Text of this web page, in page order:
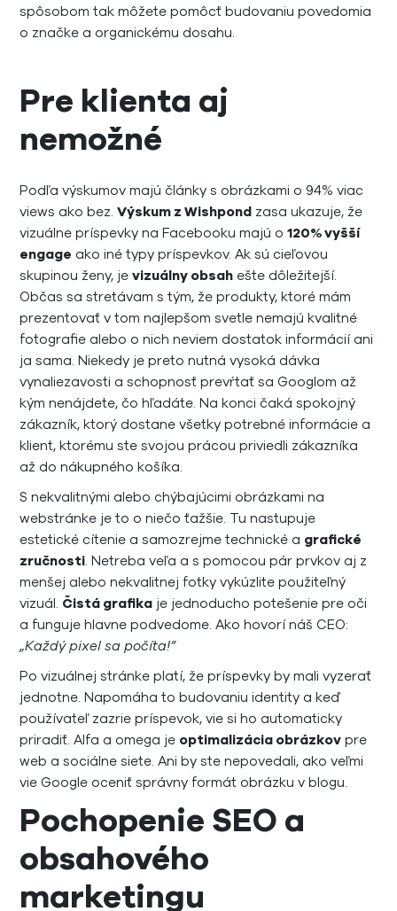
spôsobom tak môžete pomôcť budovaniu povedomia
o značke a organickému dosahu.
Pre klienta aj
nemožné
Podľa výskumov majú články s obrázkami o 94% viac
views ako bez.Výskum z Wishpond zasa ukazuje, že
vizuálne príspevky na Facebooku majú o120% vyšší
engage ako iné typy príspevkov. Ak sú cieľovou
skupinou ženy, jevizuálny obsah ešte dôležitejší.
Občas sa stretávam s tým, že produkty, ktoré mám
prezentovať v tom najlepšom svetle nemajú kvalitné
fotografie alebo o nich neviem dostatok informácií ani
ja sama. Niekedy je preto nutná vysoká dávka
vynaliezavosti a schopnosť prevŕtať sa Googlom až
kým nenájdete, čo hľadáte. Na konci čaká spokojný
zákazník, ktorý dostane všetky potrebné informácie a
klient, ktorému ste svojou prácou priviedli zákazníka
až do nákupného košíka.
S nekvalitnými alebo chýbajúcimi obrázkami na
webstránke je to o niečo ťažšie. Tu nastupuje
estetické cítenie a samozrejme technické a grafické
zručnosti. Netreba veľa a s pomocou pár prvkov aj z
menšej alebo nekvalitnej fotky vykúzlite použiteľný
vizuál. Čistá grafika je jednoducho potešenie pre oči
a funguje hlavne podvedome. Ako hovorí náš CEO:
„Každý pixel sa počíta!”
Po vizuálnej stránke platí, že príspevky by mali vyzerať
jednotne. Napomáha to budovaniu identity a keď
používateľ zazrie príspevok, vie si ho automaticky
priradiť. Alfa a omega je optimalizácia obrázkov pre
web a sociálne siete. Ani by ste nepovedali, ako veľmi
vie Google oceniť správny formát obrázku v blogu.
Pochopenie SEO a
obsahového
marketingu